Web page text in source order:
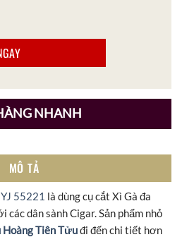
NHANH
MÔ TẢ
55221 là dùng cụ cắt Xì Gà đa
các dân sành Cigar. Sản phẩm nhỏ
Tiên Tửuđi đến chi tiết hơn